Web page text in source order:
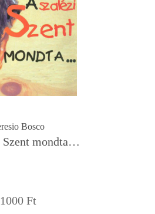
Bosco
Szent mondta…
1000 Ft